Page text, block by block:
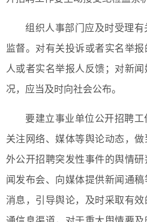
组织人事部门应及时受理
监督。对有关投诉或者实名举
人或者实名举报人反馈；对新
况，应当及时向社会公布。
要建立事业单位公开招聘
关注网络、媒体等舆论动态，
外公开招聘突发性事件的舆情
闻发布会、向媒体提供新闻通
消息，引导舆论，及时采取有